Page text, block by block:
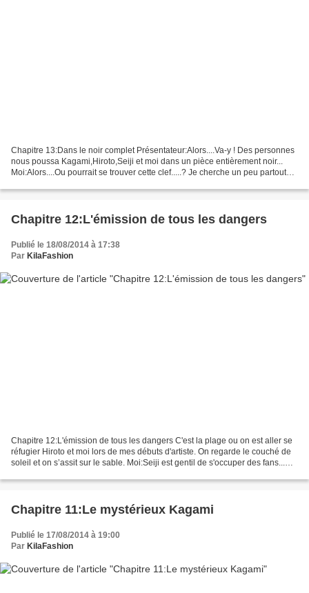
Chapitre 13:Dans le noir complet Présentateur:Alors....Va-y ! Des personnes
nous poussa Kagami,Hiroto,Seiji et moi dans un pièce entièrement noir...
Moi:Alors....Ou pourrait se trouver cette clef.....? Je cherche un peu partout
Chapitre 12:L'émission de tous les dangers
Publié le 18/08/2014 à 17:38
Par KilaFashion
Chapitre 12:L'émission de tous les dangers C'est la plage ou on est aller se
réfugier Hiroto et moi lors de mes débuts d'artiste. On regarde le couché de
soleil et on s’assit sur le sable. Moi:Seiji est gentil de s'occuper des fans...
Chapitre 11:Le mystérieux Kagami
Publié le 17/08/2014 à 19:00
Par KilaFashion